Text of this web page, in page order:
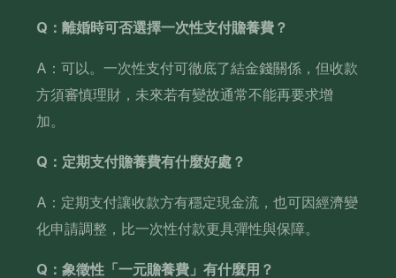
Q：離婚時可否選擇一次性支付贍養費？
A：可以。一次性支付可徹底了結金錢關係，但收款
方須審慎理財，未來若有變故通常不能再要求增
加。
Q：定期支付贍養費有什麼好處？
A：定期支付讓收款方有穩定現金流，也可因經濟變
化申請調整，比一次性付款更具彈性與保障。
Q：象徵性「一元贍養費」有什麼用？